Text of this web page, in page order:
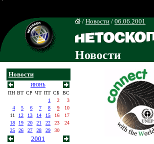
/ Новости / 06.06.2001
Новости
Новости
ИЮНЬ
ПН ВТ СР ЧТ ПТ СБ
ВС
1
2
3
4
5 6 7 8 9
10
11
12 13 14 15 16
17
18
19 20 21 22 23
24
25
26 27 28 29 30
2001